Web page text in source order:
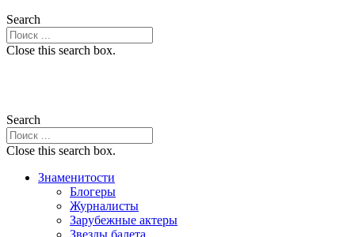
Search
Close this search box.
Search
Close this search box.
Знаменитости
Блогеры
Журналисты
Зарубежные актеры
Звезды балета